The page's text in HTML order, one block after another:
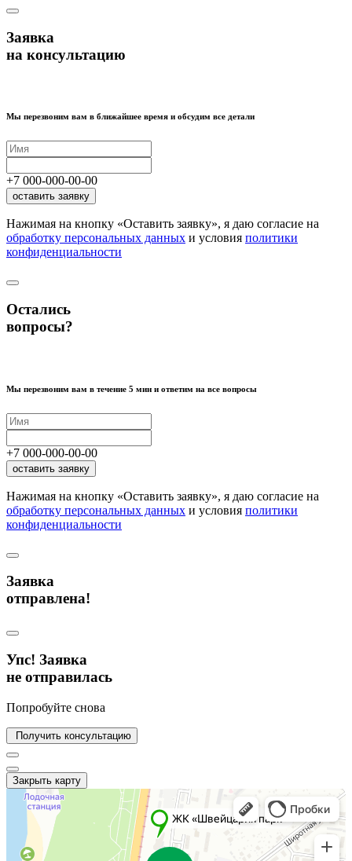
Заявка
на консультацию
Мы перезвоним вам в ближайшее время и обсудим все детали
+7 000-000-00-00
оставить заявку
Нажимая на кнопку «Оставить заявку», я даю согласие на
обработку персональных данных и условия политики
конфиденциальности
Остались
вопросы?
Мы перезвоним вам в течение 5 мин и ответим на все вопросы
+7 000-000-00-00
оставить заявку
Нажимая на кнопку «Оставить заявку», я даю согласие на
обработку персональных данных и условия политики
конфиденциальности
Заявка
отправлена!
Упс! Заявка
не отправилась
Попробуйте снова
Получить консультацию
Закрыть карту